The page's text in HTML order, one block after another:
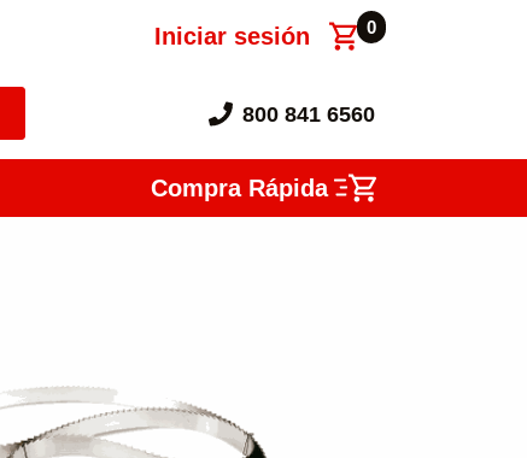
Iniciar sesión 0
800 841 6560
Compra Rápida